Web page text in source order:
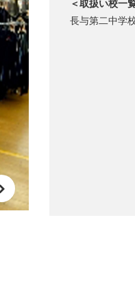
＜取扱い校一
長与第二中学